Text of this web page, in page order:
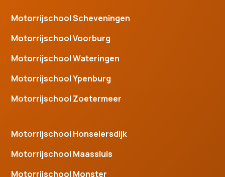
Motorrijschool Scheveningen
Motorrijschool Voorburg
Motorrijschool Wateringen
Motorrijschool Ypenburg
Motorrijschool Zoetermeer
Motorrijschool Honselersdijk
Motorrijschool Maassluis
Motorrijschool Monster